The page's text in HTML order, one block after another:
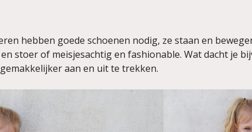
hebben goede schoenen nodig, ze staan en
stoer of meisjesachtig en fashionable. Wat dacht je
aan en uit te trekken.